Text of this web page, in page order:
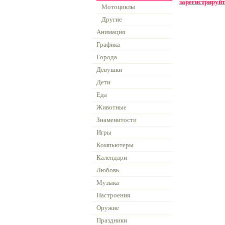
Мотоциклы
Другие
Анимация
Графика
Города
Девушки
Дети
Еда
Животные
Знаменитости
Игры
Компьютеры
Календари
Любовь
Музыка
Настроения
Оружие
Праздники